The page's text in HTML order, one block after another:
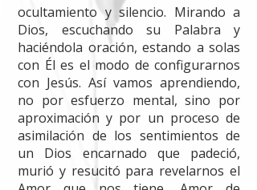
ocultamiento y silencio. Mirando a
Dios, escuchando su Palabra y
haciéndola oración, estando a solas
con Él es el modo de configurarnos
con Jesús. Así vamos aprendiendo,
no por esfuerzo mental, sino por
aproximación y por un proceso de
asimilación de los sentimientos de
un Dios encarnado que padeció,
murió y resucitó para revelarnos el